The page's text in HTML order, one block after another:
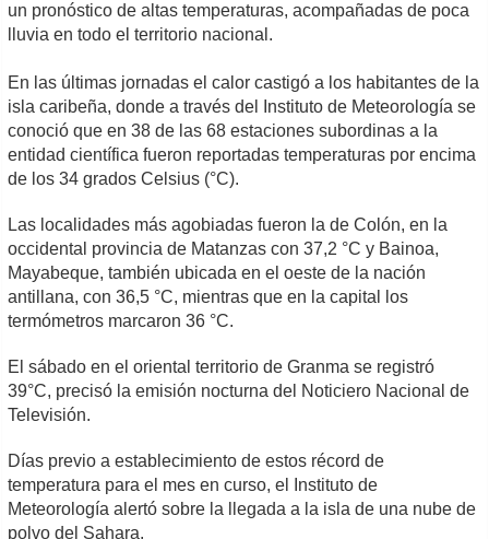
un pronóstico de altas temperaturas, acompañadas de poca
lluvia en todo el territorio nacional.
En las últimas jornadas el calor castigó a los habitantes de la
isla caribeña, donde a través del Instituto de Meteorología se
conoció que en 38 de las 68 estaciones subordinas a la
entidad científica fueron reportadas temperaturas por encima
de los 34 grados Celsius (°C).
Las localidades más agobiadas fueron la de Colón, en la
occidental provincia de Matanzas con 37,2 °C y Bainoa,
Mayabeque, también ubicada en el oeste de la nación
antillana, con 36,5 °C, mientras que en la capital los
termómetros marcaron 36 °C.
El sábado en el oriental territorio de Granma se registró
39°C, precisó la emisión nocturna del Noticiero Nacional de
Televisión.
Días previo a establecimiento de estos récord de
temperatura para el mes en curso, el Instituto de
Meteorología alertó sobre la llegada a la isla de una nube de
polvo del Sahara.